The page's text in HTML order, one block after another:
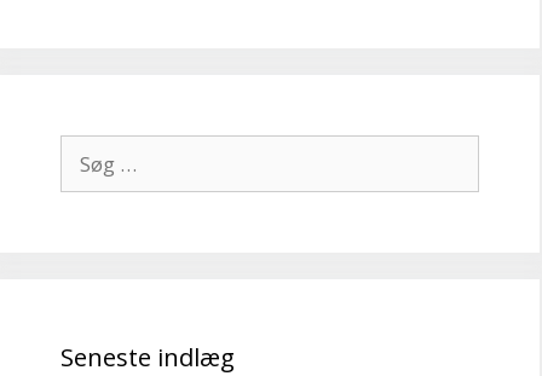
efter:
Seneste indlæg